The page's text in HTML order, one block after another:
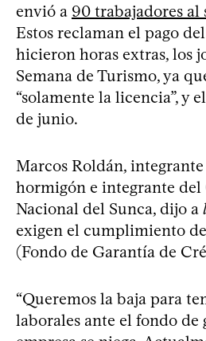
envió a 90 trabajadores al
Estos reclaman el pago
hicieron horas extras, los
Semana de Turismo, ya
“solamente la licencia”, y
de junio.
Marcos Roldán,
hormigón e integrante
Nacional del Sunca, dijo a
exigen el cumplimiento
(Fondo de Garantía de
“Queremos la baja para
laborales ante el fondo de